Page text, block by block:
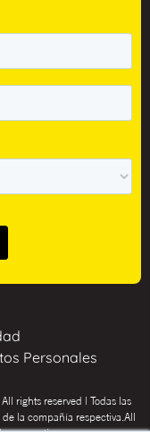
Personales
rights reserved | Todas las
la compañía respectiva.All
respective company.